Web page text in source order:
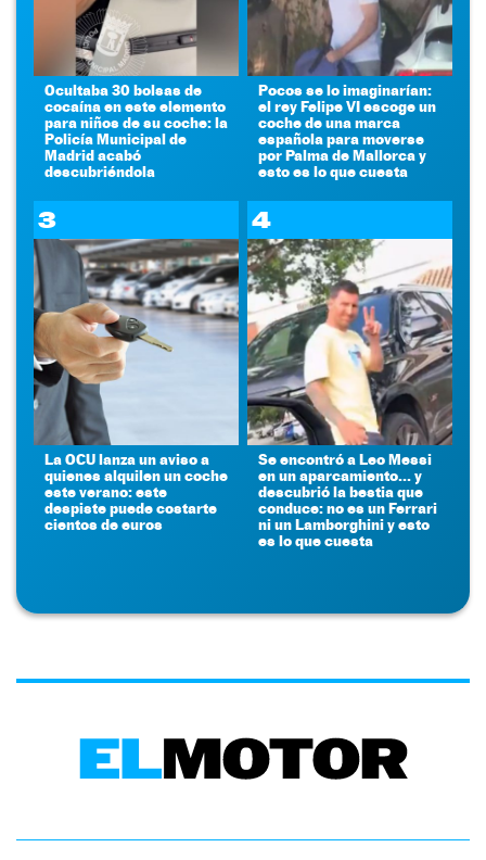
Ocultaba 30 bolsas de
cocaína en este elemento
para niños de su coche: la
Policía Municipal de
Madrid acabó
descubriéndola
Pocos se lo imaginarían:
el rey Felipe VI escoge un
coche de una marca
española para moverse
por Palma de Mallorca y
esto es lo que cuesta
3
La OCU lanza un aviso a
quienes alquilen un coche
este verano: este
despiste puede costarte
cientos de euros
4
Se encontró a Leo Messi
en un aparcamiento... y
descubrió la bestia que
conduce: no es un Ferrari
ni un Lamborghini y esto
es lo que cuesta